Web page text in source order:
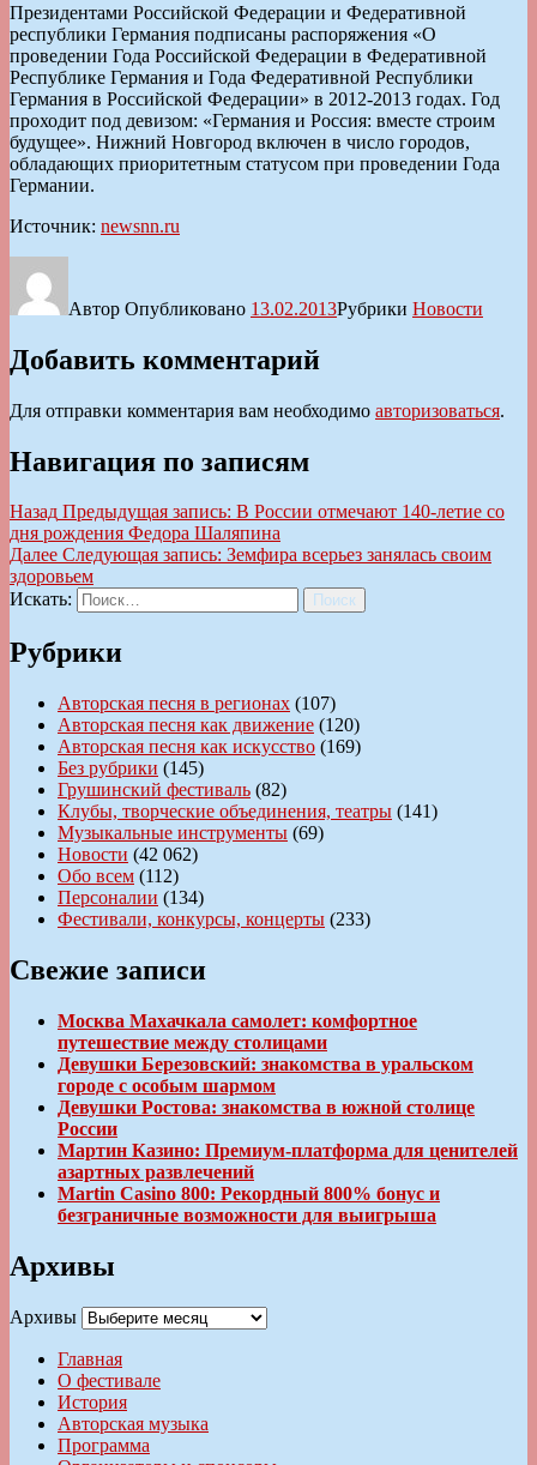
Президентами Российской Федерации и Федеративной
республики Германия подписаны распоряжения «О
проведении Года Российской Федерации в Федеративной
Республике Германия и Года Федеративной Республики
Германия в Российской Федерации» в 2012-2013 годах. Год
проходит под девизом: «Германия и Россия: вместе строим
будущее». Нижний Новгород включен в число городов,
обладающих приоритетным статусом при проведении Года
Германии.
Источник: newsnn.ru
Автор Опубликовано 13.02.2013Рубрики Новости
Добавить комментарий
Для отправки комментария вам необходимо авторизоваться.
Навигация по записям
Назад Предыдущая запись: В России отмечают 140-летие со
дня рождения Федора Шаляпина
Далее Следующая запись: Земфира всерьез занялась своим
здоровьем
Искать:
Поиск
Рубрики
Авторская песня в регионах (107)
Авторская песня как движение (120)
Авторская песня как искусство (169)
Без рубрики (145)
Грушинский фестиваль (82)
Клубы, творческие объединения, театры (141)
Музыкальные инструменты (69)
Новости (42 062)
Обо всем (112)
Персоналии (134)
Фестивали, конкурсы, концерты (233)
Свежие записи
Москва Махачкала самолет: комфортное
путешествие между столицами
Девушки Березовский: знакомства в уральском
городе с особым шармом
Девушки Ростова: знакомства в южной столице
России
Мартин Казино: Премиум-платформа для ценителей
азартных развлечений
Martin Casino 800: Рекордный 800% бонус и
безграничные возможности для выигрыша
Архивы
Архивы
Главная
О фестивале
История
Авторская музыка
Программа